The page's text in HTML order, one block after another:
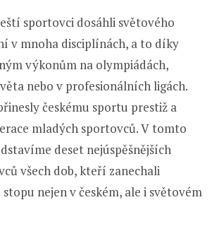
sportovci dosáhli světového
v mnoha disciplínách, a to díky
výkonům na olympiádách,
nebo v profesionálních ligách.
českému sportu prestiž a
mladých sportovců. V tomto
deset nejúspěšnějších
všech dob, kteří zanechali
nejen v českém, ale i světovém